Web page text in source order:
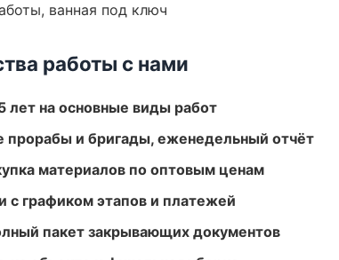
ванная под ключ
работы с нами
лет на основные виды работ
прорабы и бригады, еженедельный отчёт
материалов по оптовым ценам
с графиком этапов и платежей
пакет закрывающих документов